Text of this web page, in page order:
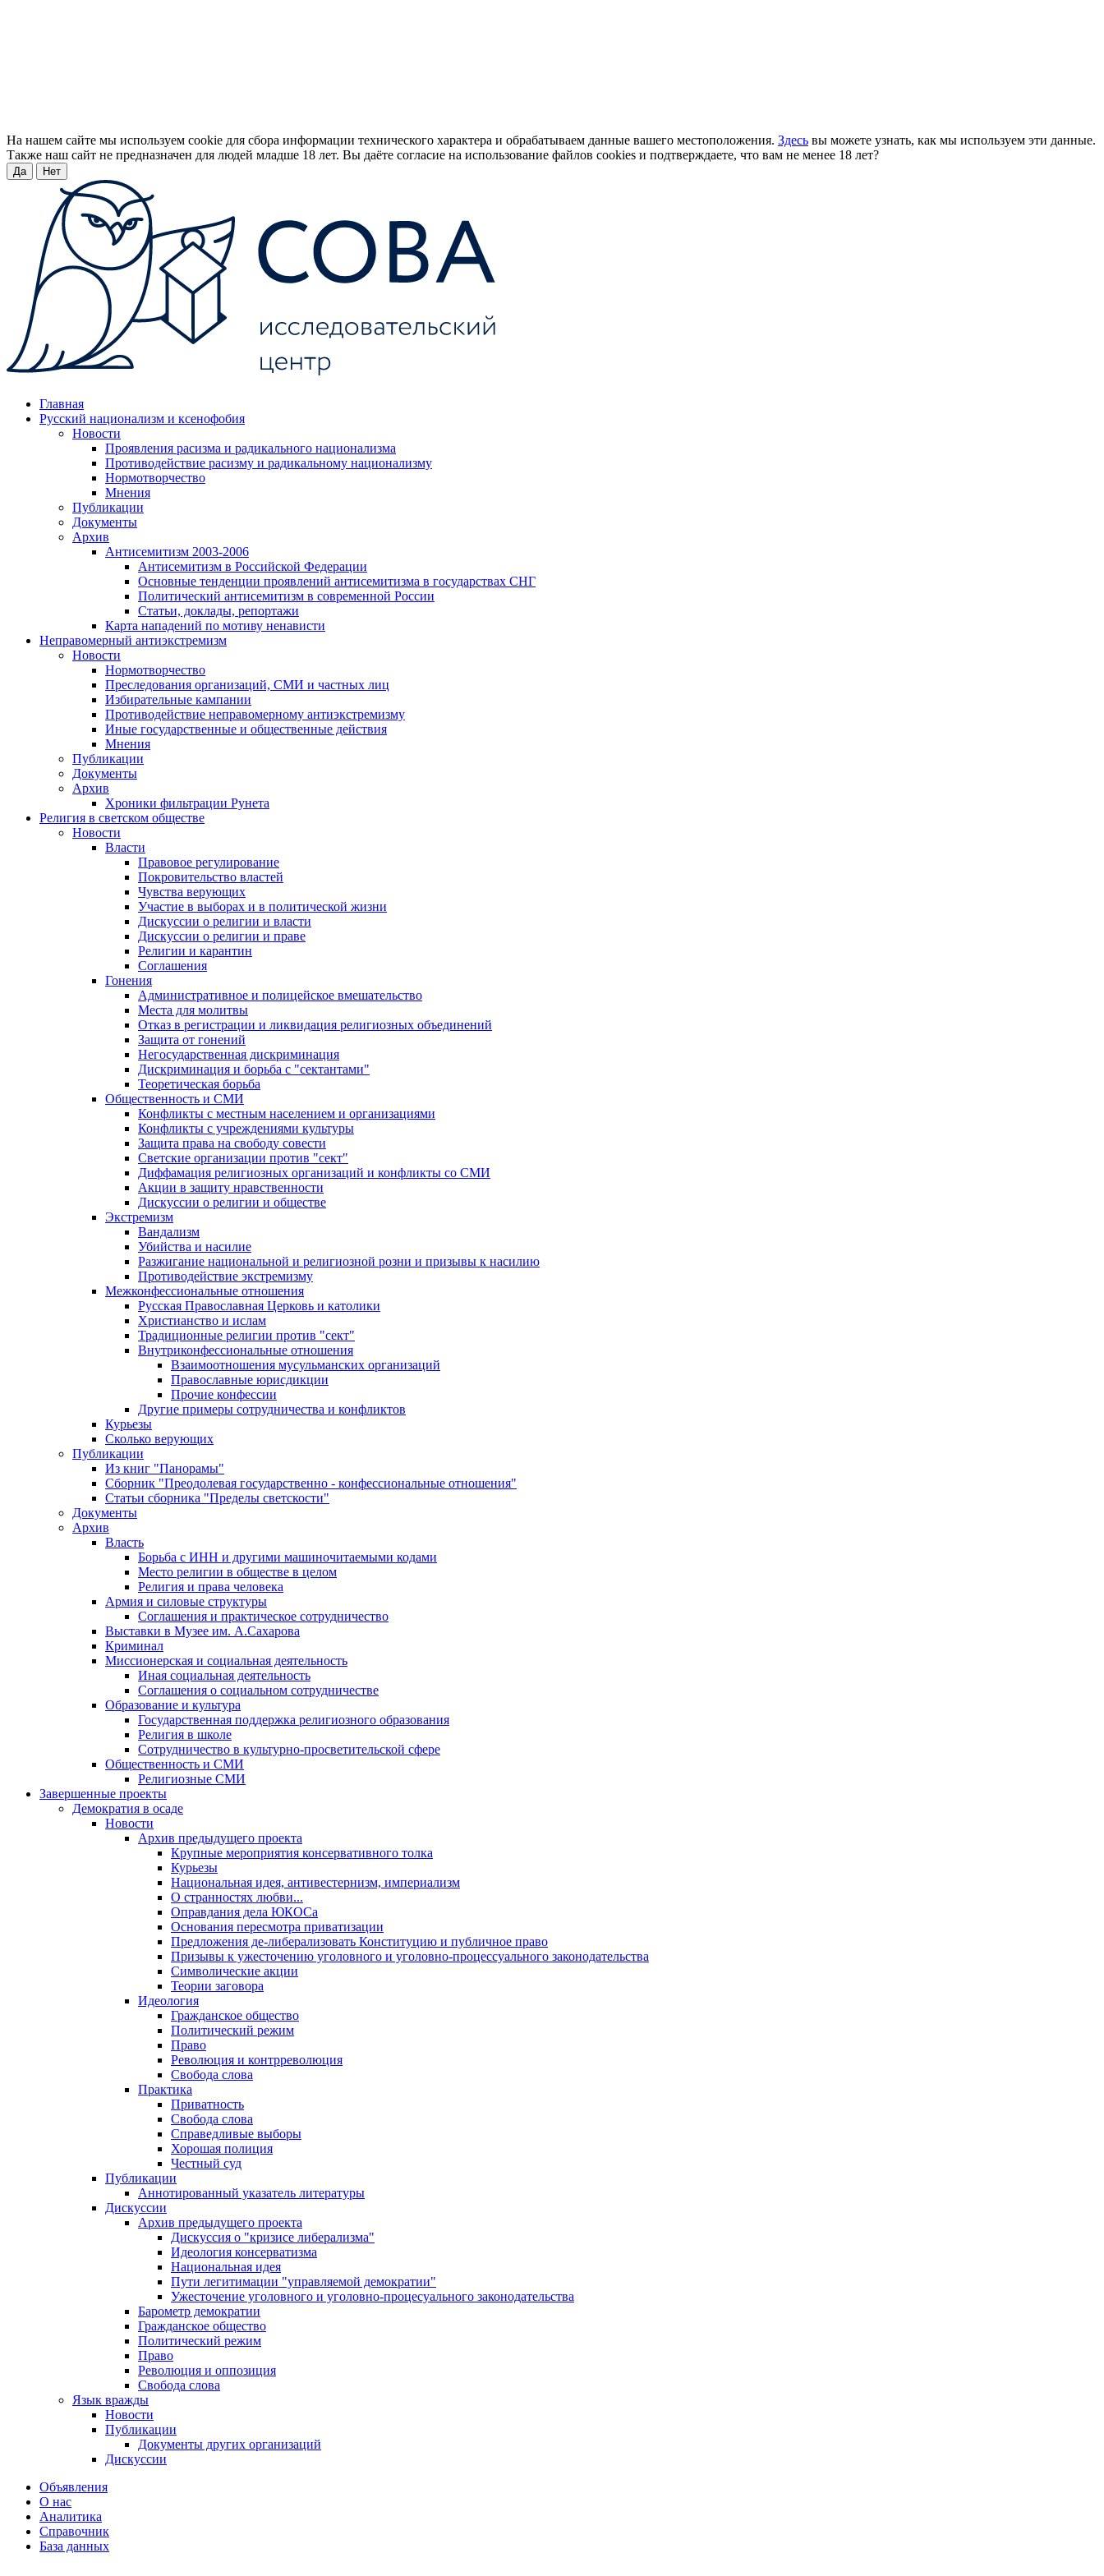
На нашем сайте мы используем cookie для сбора информации технического характера и обрабатываем данные вашего местоположения. Здесь вы можете узнать, как мы используем эти данные.
Также наш сайт не предназначен для людей младше 18 лет. Вы даёте согласие на использование файлов cookies и подтверждаете, что вам не менее 18 лет?
Да Нет
Главная
Русский национализм и ксенофобия
Новости
Проявления расизма и радикального национализма
Противодействие расизму и радикальному национализму
Нормотворчество
Мнения
Публикации
Документы
Архив
Антисемитизм 2003-2006
Антисемитизм в Российской Федерации
Основные тенденции проявлений антисемитизма в государствах СНГ
Политический антисемитизм в современной России
Статьи, доклады, репортажи
Карта нападений по мотиву ненависти
Неправомерный антиэкстремизм
Новости
Нормотворчество
Преследования организаций, СМИ и частных лиц
Избирательные кампании
Противодействие неправомерному антиэкстремизму
Иные государственные и общественные действия
Мнения
Публикации
Документы
Архив
Хроники фильтрации Рунета
Религия в светском обществе
Новости
Власти
Правовое регулирование
Покровительство властей
Чувства верующих
Участие в выборах и в политической жизни
Дискуссии о религии и власти
Дискуссии о религии и праве
Религии и карантин
Соглашения
Гонения
Административное и полицейское вмешательство
Места для молитвы
Отказ в регистрации и ликвидация религиозных объединений
Защита от гонений
Негосударственная дискриминация
Дискриминация и борьба с "сектантами"
Теоретическая борьба
Общественность и СМИ
Конфликты с местным населением и организациями
Конфликты с учреждениями культуры
Защита права на свободу совести
Светские организации против "сект"
Диффамация религиозных организаций и конфликты со СМИ
Акции в защиту нравственности
Дискуссии о религии и обществе
Экстремизм
Вандализм
Убийства и насилие
Разжигание национальной и религиозной розни и призывы к насилию
Противодействие экстремизму
Межконфессиональные отношения
Русская Православная Церковь и католики
Христианство и ислам
Традиционные религии против "сект"
Внутриконфессиональные отношения
Взаимоотношения мусульманских организаций
Православные юрисдикции
Прочие конфессии
Другие примеры сотрудничества и конфликтов
Курьезы
Сколько верующих
Публикации
Из книг "Панорамы"
Сборник "Преодолевая государственно - конфессиональные отношения"
Статьи сборника "Пределы светскости"
Документы
Архив
Власть
Борьба с ИНН и другими машиночитаемыми кодами
Место религии в обществе в целом
Религия и права человека
Армия и силовые структуры
Соглашения и практическое сотрудничество
Выставки в Музее им. А.Сахарова
Криминал
Миссионерская и социальная деятельность
Иная социальная деятельность
Соглашения о социальном сотрудничестве
Образование и культура
Государственная поддержка религиозного образования
Религия в школе
Сотрудничество в культурно-просветительской сфере
Общественность и СМИ
Религиозные СМИ
Завершенные проекты
Демократия в осаде
Новости
Архив предыдущего проекта
Крупные мероприятия консервативного толка
Курьезы
Национальная идея, антивестернизм, империализм
О странностях любви...
Оправдания дела ЮКОСа
Основания пересмотра приватизации
Предложения де-либерализовать Конституцию и публичное право
Призывы к ужесточению уголовного и уголовно-процессуального законодательства
Символические акции
Теории заговора
Идеология
Гражданское общество
Политический режим
Право
Революция и контрреволюция
Свобода слова
Практика
Приватность
Свобода слова
Справедливые выборы
Хорошая полиция
Честный суд
Публикации
Аннотированный указатель литературы
Дискуссии
Архив предыдущего проекта
Дискуссия о "кризисе либерализма"
Идеология консерватизма
Национальная идея
Пути легитимации "управляемой демократии"
Ужесточение уголовного и уголовно-процесуального законодательства
Барометр демократии
Гражданское общество
Политический режим
Право
Революция и оппозиция
Свобода слова
Язык вражды
Новости
Публикации
Документы других организаций
Дискуссии
Объявления
О нас
Аналитика
Справочник
База данных